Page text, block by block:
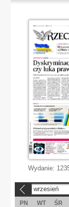
Wydanie:
wrzesień
PN WT ŚR